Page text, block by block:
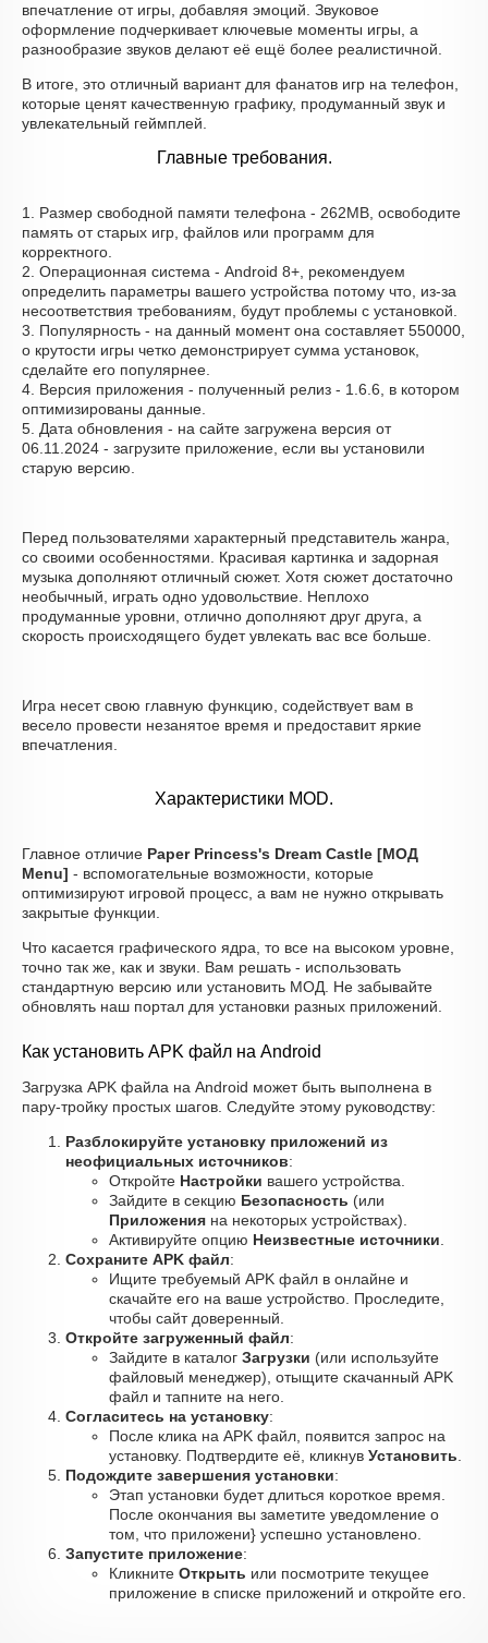
впечатление от игры, добавляя эмоций. Звуковое
оформление подчеркивает ключевые моменты игры, а
разнообразие звуков делают её ещё более реалистичной.
В итоге, это отличный вариант для фанатов игр на телефон,
которые ценят качественную графику, продуманный звук и
увлекательный геймплей.
Главные требования.
1. Размер свободной памяти телефона - 262MB, освободите
память от старых игр, файлов или программ для
корректного.
2. Операционная система - Android 8+, рекомендуем
определить параметры вашего устройства потому что, из-за
несоответствия требованиям, будут проблемы с установкой.
3. Популярность - на данный момент она составляет 550000,
о крутости игры четко демонстрирует сумма установок,
сделайте его популярнее.
4. Версия приложения - полученный релиз - 1.6.6, в котором
оптимизированы данные.
5. Дата обновления - на сайте загружена версия от
06.11.2024 - загрузите приложение, если вы установили
старую версию.
Перед пользователями характерный представитель жанра,
со своими особенностями. Красивая картинка и задорная
музыка дополняют отличный сюжет. Хотя сюжет достаточно
необычный, играть одно удовольствие. Неплохо
продуманные уровни, отлично дополняют друг друга, а
скорость происходящего будет увлекать вас все больше.
Игра несет свою главную функцию, содействует вам в
весело провести незанятое время и предоставит яркие
впечатления.
Характеристики MOD.
Главное отличие Paper Princess's Dream Castle [МОД
Menu] - вспомогательные возможности, которые
оптимизируют игровой процесс, а вам не нужно открывать
закрытые функции.
Что касается графического ядра, то все на высоком уровне,
точно так же, как и звуки. Вам решать - использовать
стандартную версию или установить МОД. Не забывайте
обновлять наш портал для установки разных приложений.
Как установить APK файл на Android
Загрузка APK файла на Android может быть выполнена в
пару-тройку простых шагов. Следуйте этому руководству:
Разблокируйте установку приложений из
неофициальных источников:
Откройте Настройки вашего устройства.
Зайдите в секцию Безопасность (или
Приложения на некоторых устройствах).
Активируйте опцию Неизвестные источники
Сохраните APK файл:
Ищите требуемый APK файл в онлайне и
скачайте его на ваше устройство. Проследите,
чтобы сайт доверенный.
Откройте загруженный файл:
Зайдите в каталог Загрузки (или используйте
файловый менеджер), отыщите скачанный APK
файл и тапните на него.
Согласитесь на установку:
После клика на APK файл, появится запрос на
установку. Подтвердите её, кликнув Установить
Подождите завершения установки:
Этап установки будет длиться короткое время.
После окончания вы заметите уведомление о
том, что приложени} успешно установлено.
Запустите приложение:
Кликните Открыть или посмотрите текущее
приложение в списке приложений и откройте его.